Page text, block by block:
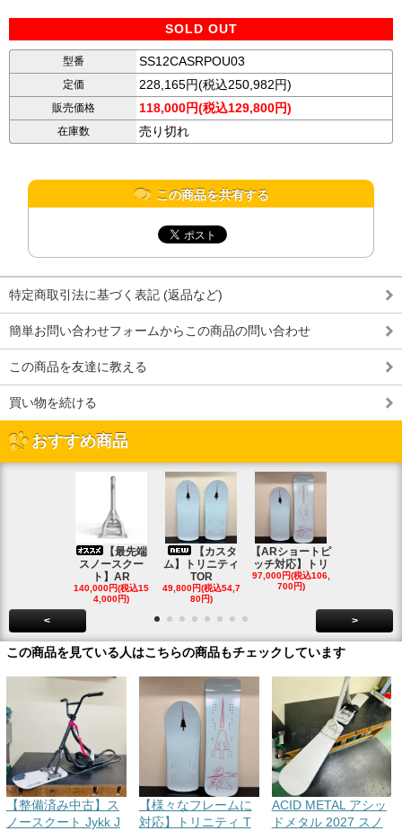
SOLD OUT
型番 SS12CASRPOU03
定価 228,165円(税込250,982円)
販売価格 118,000円(税込129,800円)
在庫数 売り切れ
この商品を共有する
特定商取引法に基づく表記 (返品など)
簡単お問い合わせフォームからこの商品の問い合わせ
この商品を友達に教える
買い物を続ける
おすすめ商品
【最先端
スノースクー
ト】AR
140,000円(税込15
4,000円)
【カスタ
ム】トリニティ
TOR
49,800円(税込54,7
80円)
【ARショートピ
ッチ対応】トリ
97,000円(税込106,
700円)
< >
この商品を見ている人はこちらの商品もチェックしています
【整備済み中古】ス
ノースクート Jykk J
【様々なフレームに
対応】トリニティ T
ACID METAL アシッ
ドメタル 2027 スノ